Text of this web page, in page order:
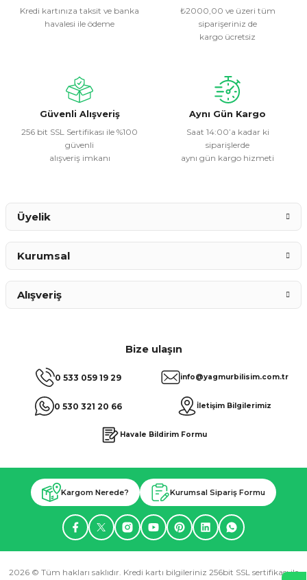
Ürün resmi kalitesiz, bozuk veya görüntülenemiyor.
Ürün fiyatı diğer sitelerden daha pahalı.
Bu ürüne benzer farklı alternatifler olmalı.
Kredi kartınıza taksit ve banka
havalesi ile ödeme
₺2000,00 ve üzeri tüm
siparişeriniz de
kargo ücretsiz
Güvenli Alışveriş
256 bit SSL Sertifikası ile %100
güvenli
alışveriş imkanı
Aynı Gün Kargo
Saat 14:00’a kadar ki
siparişlerde
aynı gün kargo hizmeti
Bize ulaşın
0 533 059 19 29
0 530 321 20 66
info@yagmurbilisim.com.tr
İletişim Bilgilerimiz
Havale Bildirim Formu
Üyelik
Kurumsal
Alışveriş
Kargom Nerede? Kurumsal Sipariş Formu
2026 © Tüm hakları saklıdır. Kredi kartı bilgileriniz 256bit SSL sertifikası ile